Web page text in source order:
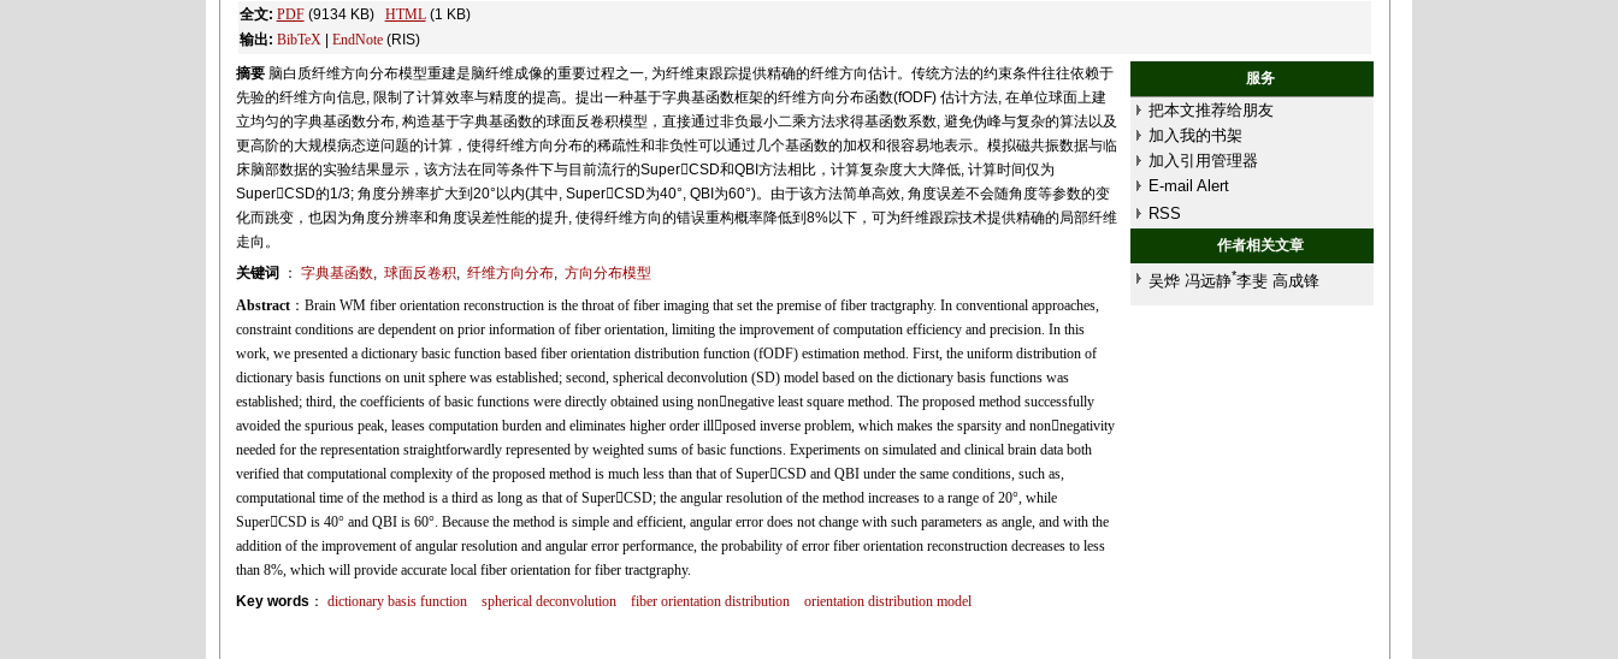
全文: PDF(9134 KB) HTML(1 KB)
输出: BibTeX| EndNote(RIS)
摘要 脑白质纤维方向分布模型重建是脑纤维成像的重要过程之一, 为纤维束跟踪提供精确的纤维方向估计。传统方法的约束条件往往依赖于
先验的纤维方向信息, 限制了计算效率与精度的提高。提出一种基于字典基函数框架的纤维方向分布函数(fODF) 估计方法, 在单位球面上建
立均匀的字典基函数分布, 构造基于字典基函数的球面反卷积模型，直接通过非负最小二乘方法求得基函数系数, 避免伪峰与复杂的算法以及
更高阶的大规模病态逆问题的计算，使得纤维方向分布的稀疏性和非负性可以通过几个基函数的加权和很容易地表示。模拟磁共振数据与临
床脑部数据的实验结果显示，该方法在同等条件下与目前流行的SuperCSD和QBI方法相比，计算复杂度大大降低, 计算时间仅为
SuperCSD的1/3; 角度分辨率扩大到20°以内(其中, SuperCSD为40°, QBI为60°)。由于该方法简单高效, 角度误差不会随角度等参数的变
化而跳变，也因为角度分辨率和角度误差性能的提升, 使得纤维方向的错误重构概率降低到8%以下，可为纤维跟踪技术提供精确的局部纤维
走向。
服务
把本文推荐给朋友
加入我的书架
加入引用管理器
E-mail Alert
RSS
作者相关文章
吴烨 冯远静*李斐 高成锋
关键词 ： 字典基函数, 球面反卷积, 纤维方向分布, 方向分布模型
Abstract：Brain WM fiber orientation reconstruction is the throat of fiber imaging that set the premise of fiber tractgraphy. In conventional approaches,
constraint conditions are dependent on prior information of fiber orientation, limiting the improvement of computation efficiency and precision. In this
work, we presented a dictionary basic function based fiber orientation distribution function (fODF) estimation method. First, the uniform distribution of
dictionary basis functions on unit sphere was established; second, spherical deconvolution (SD) model based on the dictionary basis functions was
established; third, the coefficients of basic functions were directly obtained using nonnegative least square method. The proposed method successfully
avoided the spurious peak, leases computation burden and eliminates higher order illposed inverse problem, which makes the sparsity and nonnegativity
needed for the representation straightforwardly represented by weighted sums of basic functions. Experiments on simulated and clinical brain data both
verified that computational complexity of the proposed method is much less than that of SuperCSD and QBI under the same conditions, such as,
computational time of the method is a third as long as that of SuperCSD; the angular resolution of the method increases to a range of 20°, while
SuperCSD is 40° and QBI is 60°. Because the method is simple and efficient, angular error does not change with such parameters as angle, and with the
addition of the improvement of angular resolution and angular error performance, the probability of error fiber orientation reconstruction decreases to less
than 8%, which will provide accurate local fiber orientation for fiber tractgraphy.
Key words ： dictionary basis function spherical deconvolution fiber orientation distribution orientation distribution model